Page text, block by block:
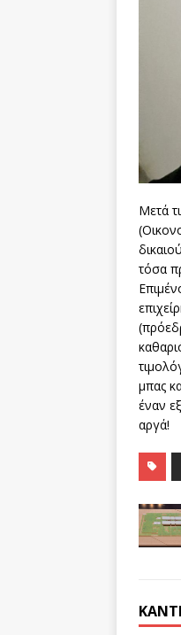
Μετά
τόσα
επ
μπας
έναν
αργά!